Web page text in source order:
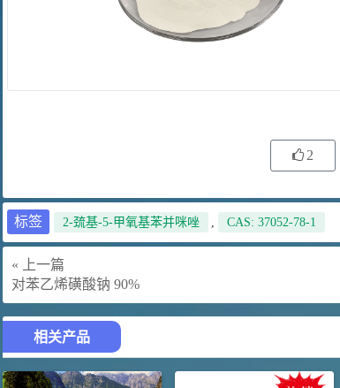
2
标签 2-巯基-5-甲氧基苯并咪唑 , CAS: 37052-78-1
« 上一篇
对苯乙烯磺酸钠 90%
相关产品
1 胍基乙酸 98%
乙酸橙花酯 99%
浏览量 - 5.51w